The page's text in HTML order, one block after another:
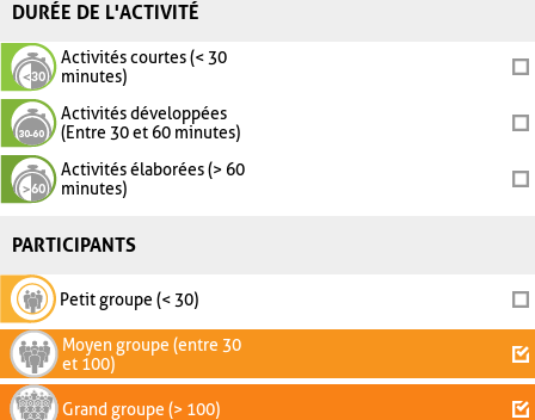
DURÉE DE L'ACTIVITÉ
Activités courtes (< 30
minutes)
Activités développées
(Entre 30 et 60 minutes)
Activités élaborées (> 60
minutes)
PARTICIPANTS
Petit groupe (< 30)
Moyen groupe (entre 30
et 100)
Grand groupe (> 100)